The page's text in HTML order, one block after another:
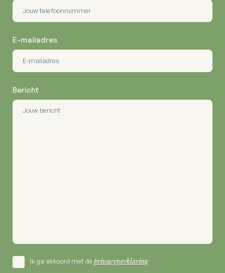
E-mailadres
Bericht
Ik ga akkoord met de privacyverklaring